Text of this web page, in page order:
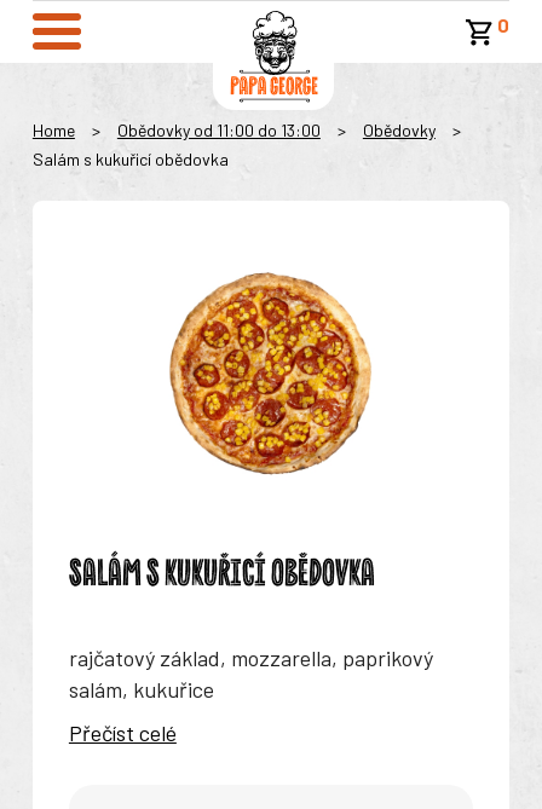
0
Home > Obědovky od 11:00 do 13:00 > Obědovky
>
Salám s kukuřicí obědovka
SALÁM S KUKUŘICÍ OBĚDOVKA
rajčatový základ, mozzarella, paprikový
salám, kukuřice
Přečíst celé